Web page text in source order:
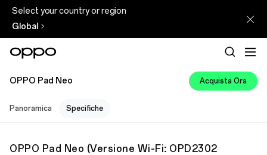
Select your country or region
Global
OPPO Pad Neo Acquista Ora
Panoramica Specifiche
OPPO Pad Neo (Versione Wi-Fi: OPD2302